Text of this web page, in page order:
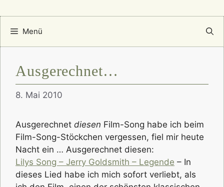
Menü
Ausgerechnet…
8. Mai 2010
Ausgerechnet diesen Film-Song habe ich beim
Film-Song-Stöckchen vergessen, fiel mir heute
Nacht ein … Ausgerechnet diesen:
Lilys Song – Jerry Goldsmith – Legende – In
dieses Lied habe ich mich sofort verliebt, als